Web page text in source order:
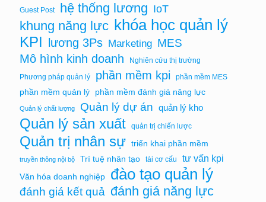
Guest Post hệ thống lương IoT
khung năng lực khóa học quản lý
KPI lương 3Ps Marketing MES
Mô hình kinh doanh
Nghiên cứu thị trường
Phương pháp quản lý
phần mềm kpi phần mềm MES
phần mềm quản lý phần mềm đánh giá năng lực
Quản lý chất lượng Quản lý dự án quản lý kho
Quản lý sản xuất quản trị chiến lược
Quản trị nhân sự triển khai phần mềm
truyền thông nội bộ Trí tuệ nhân tạo tái cơ cấu tư vấn kpi
Văn hóa doanh nghiệp đào tạo quản lý
đánh giá kết quả đánh giá năng lực